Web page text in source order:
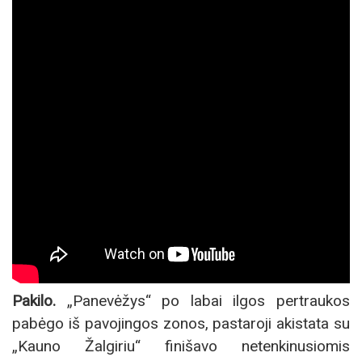
Pakilo. „Panevėžys“ po labai ilgos pertraukos
pabėgo iš pavojingos zonos, pastaroji akistata su
„Kauno Žalgiriu“ finišavo netenkinusiomis